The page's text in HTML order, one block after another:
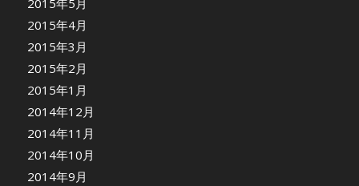
2015年5月
2015年4月
2015年3月
2015年2月
2015年1月
2014年12月
2014年11月
2014年10月
2014年9月